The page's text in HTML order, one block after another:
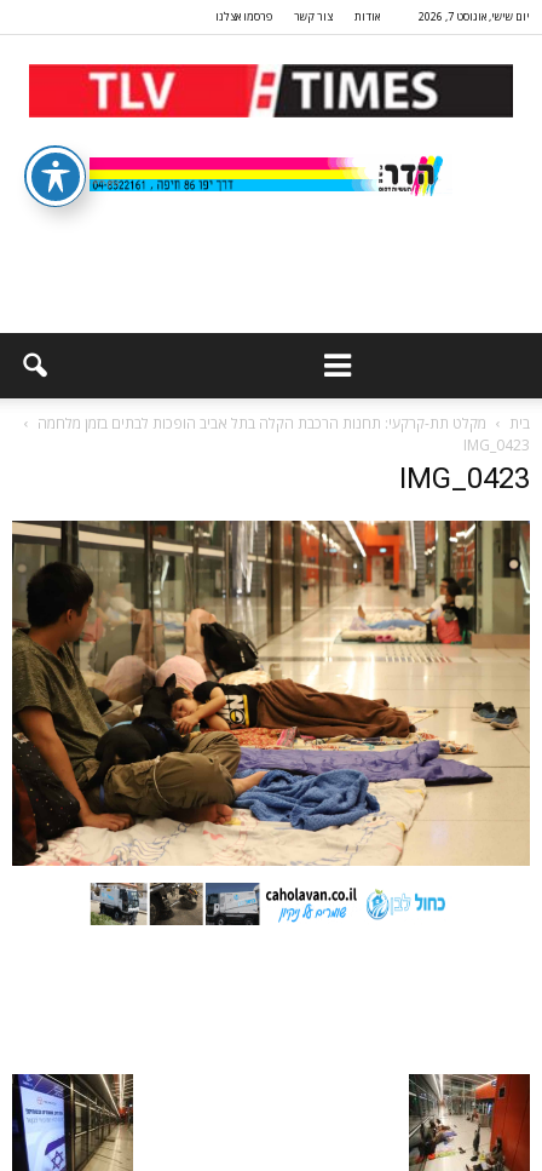
יום שישי, אוגוסט 7, 2026 אודות צור קשר פרסמו אצלנו
בית
מקלט תת-קרקעי: תחנות הרכבת הקלה בתל אביב הופכות לבתים בזמן מלחמה
IMG_0423
IMG_0423